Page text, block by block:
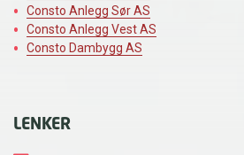
Consto Anlegg Sør AS
Consto Anlegg Vest AS
Consto Dambygg AS
LENKER